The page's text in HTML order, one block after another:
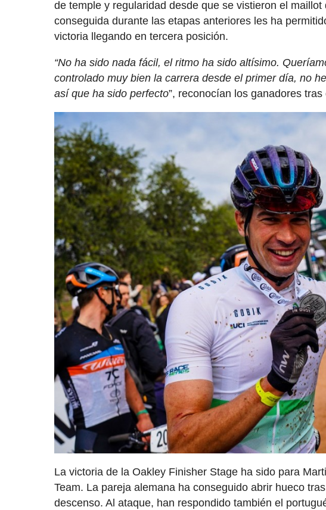
de temple y regularidad desde que se vistieron el
conseguida durante las etapas anteriores les ha
victoria llegando en tercera posición.
“No ha sido nada fácil, el ritmo ha sido altísimo.
controlado muy bien la carrera desde el primer día, no
así que ha sido perfecto”, reconocían los ganadores
La victoria de la Oakley Finisher Stage ha sido para
Team. La pareja alemana ha conseguido abrir hueco
descenso. Al ataque, han respondido también el